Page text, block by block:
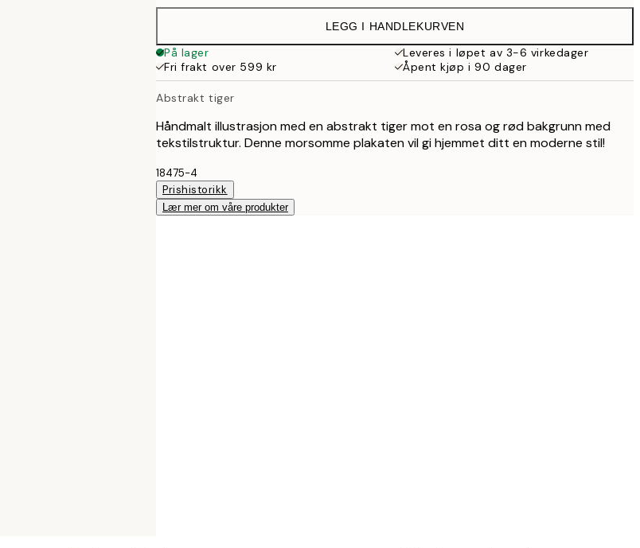
229 kr
399 kr
LEGG I HANDLEKURVEN
På lager
Leveres i løpet av 3-6 virkedager
Fri frakt over 599 kr
Åpent kjøp i 90 dager
Abstrakt tiger
Håndmalt illustrasjon med en abstrakt tiger mot en rosa og rød bakgrunn med
tekstilstruktur. Denne morsomme plakaten vil gi hjemmet ditt en moderne stil!
18475-4
Prishistorikk
Lær mer om våre produkter